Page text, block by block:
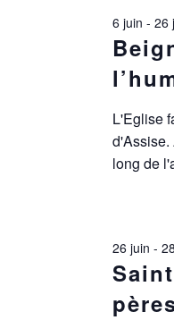
6 juin - 26
L'Eglise
d'Assise.
long de
26 juin -